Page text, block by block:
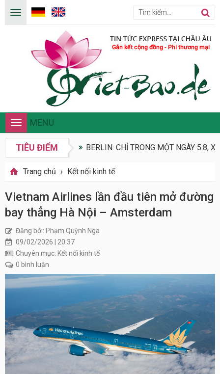
Toggle
navigation
MENU
TIÊU ĐIỂM BERLIN: CHỈ TRONG MỘT NGÀY 5.8,
Trang chủ › Kết nối kinh tế
Vietnam Airlines lần đầu tiên mở đường
bay thẳng Hà Nội – Amsterdam
Đăng bởi: Phạm Quỳnh Nga
09/02/2026 | 20:37
Chuyên mục: Kết nối kinh tế
0 bình luận